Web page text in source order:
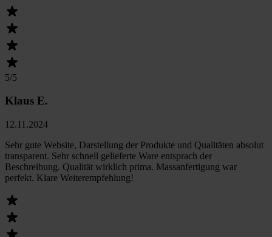
5/5
Klaus E.
12.11.2024
Sehr gute Website, Darstellung der Produkte und Qualitäten absolut
transparent. Sehr schnell gelieferte Ware entsprach der
Beschreibung. Qualität wirklich prima. Massanfertigung war
perfekt. Klare Weiterempfehlung!